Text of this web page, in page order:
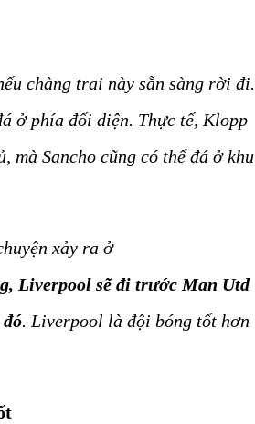
chàng trai này sẵn sàng rời đi.
ở phía đối diện. Thực tế, Klopp
Sancho cũng có thể đá ở khu
xảy ra ở
Liverpool sẽ đi trước Man Utd
. Liverpool là đội bóng tốt hơn